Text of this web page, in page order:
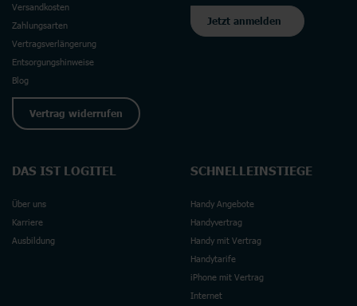
Versandkosten
Zahlungsarten
Vertragsverlängerung
Entsorgungshinweise
Blog
Vertrag widerrufen
Jetzt anmelden
DAS IST LOGITEL
Über uns
Karriere
Ausbildung
SCHNELLEINSTIEGE
Handy Angebote
Handyvertrag
Handy mit Vertrag
Handytarife
iPhone mit Vertrag
Internet